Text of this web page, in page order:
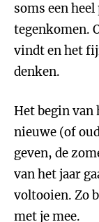
soms een
tegenkomen.
vindt en het
denken.
Het begin van
nieuwe (of
geven, de
van het jaar
voltooien. Zo
met je mee.